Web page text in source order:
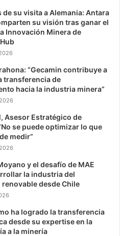
de su visita a Alemania: Antara
su visión tras ganar el
Innovación Minera de
“Gecamin contribuye a
transferencia de
hacia la industria minera”
Asesor Estratégico de
se puede optimizar lo que
medir”
y el desafío de MAE
la industria del
desde Chile
ha logrado la transferencia
desde su expertise en la
a la minería